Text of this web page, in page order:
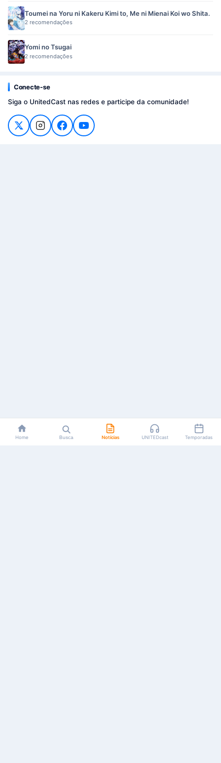
Toumei na Yoru ni Kakeru Kimi to, Me ni Mienai Koi wo Shita.
2 recomendações
Yomi no Tsugai
2 recomendações
Conecte-se
Siga o UnitedCast nas redes e participe da comunidade!
Home Busca Notícias UNITEDcast Temporadas